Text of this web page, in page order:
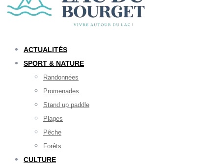
ACTUALITÉS
SPORT & NATURE
Randonnées
Promenades
Stand up paddle
Plages
Pêche
Forêts
CULTURE